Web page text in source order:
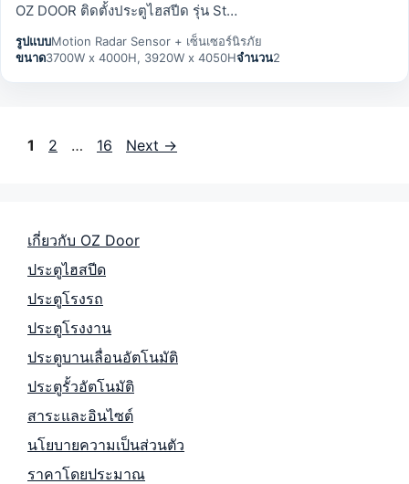
OZ DOOR ติดตั้งประตูไฮสปีด รุ่น St…
รูปแบบMotion Radar Sensor + เซ็นเซอร์นิรภัย
ขนาด3700W x 4000H, 3920W x 4050Hจำนวน2
Page
1 Page
2 … Page
16 Next →
เกี่ยวกับ OZ Door
ประตูไฮสปีด
ประตูโรงรถ
ประตูโรงงาน
ประตูบานเลื่อนอัตโนมัติ
ประตูรั้วอัตโนมัติ
สาระและอินไซต์
นโยบายความเป็นส่วนตัว
ราคาโดยประมาณ